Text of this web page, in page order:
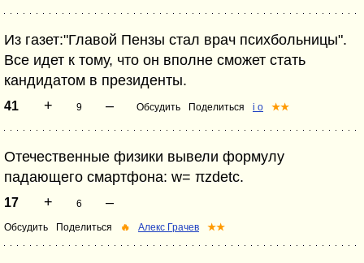
Из газет:"Главой Пензы стал врач психбольницы".
Все идет к тому, что он вполне сможет стать
кандидатом в президенты.
41 + 9 – Обсудить Поделиться i o ★★
Отечественные физики вывели формулу
падающего смартфона: w= πzdetc.
17 + 6 –
Обсудить Поделиться 🔥 Алекс Грачев ★★